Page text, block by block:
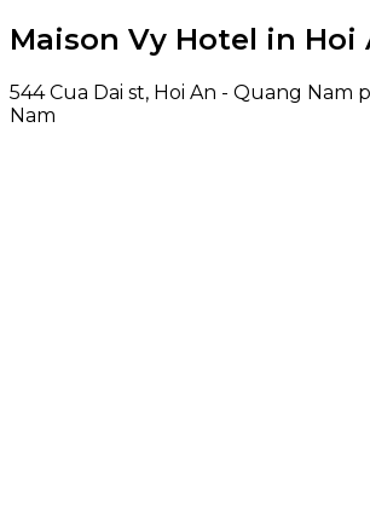
Maison Vy Hotel in Hoi
544 Cua Dai st, Hoi An - Quang Nam
Nam